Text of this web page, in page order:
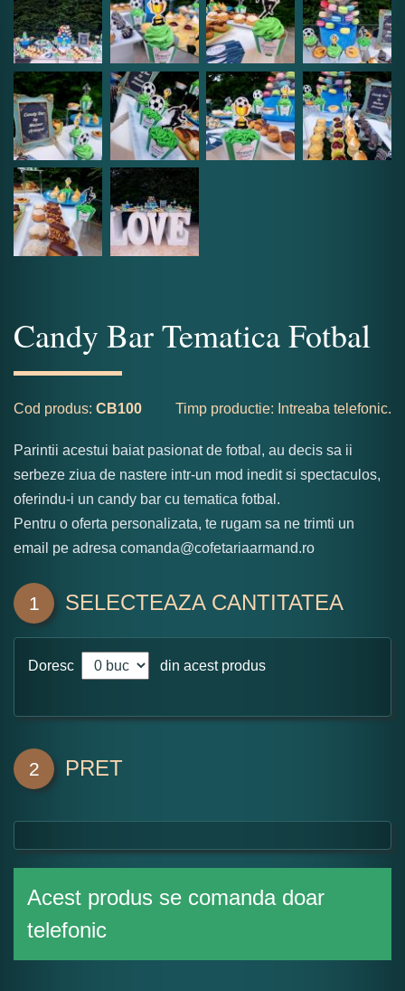
Candy Bar Tematica Fotbal
Cod produs: CB100 Timp productie: Intreaba telefonic.
Parintii acestui baiat pasionat de fotbal, au decis sa ii
serbeze ziua de nastere intr-un mod inedit si spectaculos,
oferindu-i un candy bar cu tematica fotbal.
Pentru o oferta personalizata, te rugam sa ne trimti un
email pe adresa comanda@cofetariaarmand.ro
1 SELECTEAZA CANTITATEA
Doresc din acest produs
2 PRET
Acest produs se comanda doar
telefonic